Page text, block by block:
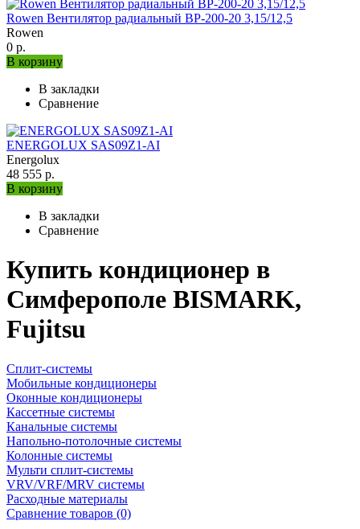
Rowen Вентилятор радиальный ВР-200-20 3,15/12,5
Rowen
0 р.
В корзину
В закладки
Сравнение
ENERGOLUX SAS09Z1-AI
Energolux
48 555 р.
В корзину
В закладки
Сравнение
Купить кондиционер в
Симферополе BISMARK,
Fujitsu
Сплит-системы
Мобильные кондиционеры
Оконные кондиционеры
Кассетные системы
Канальные системы
Напольно-потолочные системы
Колонные системы
Мульти сплит-системы
VRV/VRF/MRV системы
Расходные материалы
Сравнение товаров (0)